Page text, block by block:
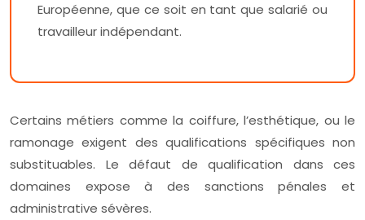
Européenne, que ce soit en tant que salarié ou
travailleur indépendant.
Certains métiers comme la coiffure, l’esthétique, ou le
ramonage exigent des qualifications spécifiques non
substituables. Le défaut de qualification dans ces
domaines expose à des sanctions pénales et
administrative sévères.